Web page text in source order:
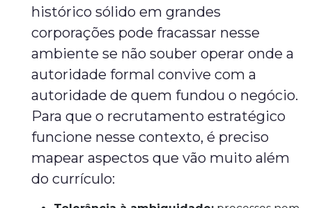
histórico sólido em grandes
corporações pode fracassar nesse
ambiente se não souber operar onde a
autoridade formal convive com a
autoridade de quem fundou o negócio.
Para que o recrutamento estratégico
funcione nesse contexto, é preciso
mapear aspectos que vão muito além
do currículo: